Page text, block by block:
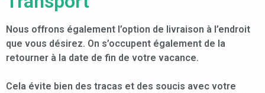
Nous offrons également l’option de livraison à l’endroit
que vous désirez. On s’occupent également de la
retourner à la date de fin de votre vacance.
Cela évite bien des tracas et des soucis avec votre